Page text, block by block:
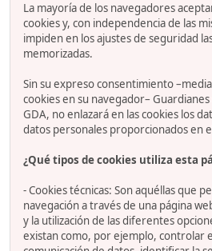
La mayoría de los navegadores
cookies y, con independencia de las
impiden en los ajustes de seguridad
memorizadas.
Sin su expreso consentimiento
cookies en su navegador–
GDA, no enlazará en las cookies los
datos personales proporcionados en
¿Qué tipos de cookies utiliza esta
- Cookies técnicas: Son aquéllas que
navegación a través de una página
y la utilización de las diferentes
existan como, por ejemplo, controlar